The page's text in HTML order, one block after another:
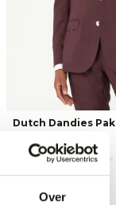
Over
Dutch Dandies Pak
849,95